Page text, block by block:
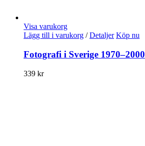
Visa varukorg
Lägg till i varukorg / Detaljer Köp nu
Fotografi i Sverige 1970–2000
339 kr